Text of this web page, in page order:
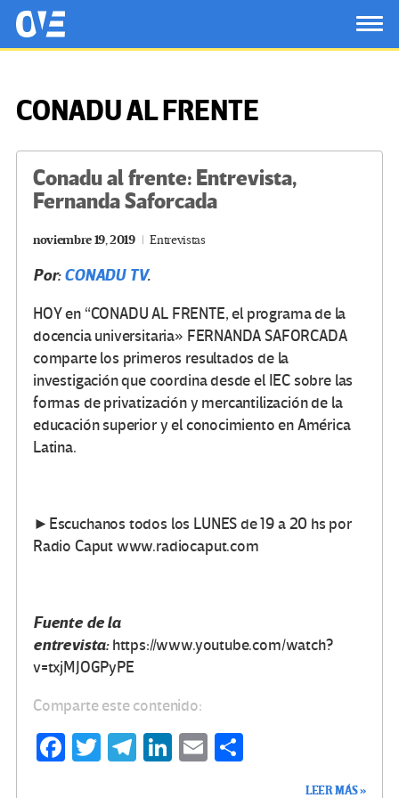
Saltar al contenido principal
OtrasVocesenEducacion.org
CONADU AL FRENTE
Conadu al frente: Entrevista,
Fernanda Saforcada
noviembre 19, 2019 Entrevistas
Por:CONADU TV.
HOY en “CONADU AL FRENTE, el programa de la
docencia universitaria» FERNANDA SAFORCADA
comparte los primeros resultados de la
investigación que coordina desde el IEC sobre las
formas de privatización y mercantilización de la
educación superior y el conocimiento en América
Latina.
►Escuchanos todos los LUNES de 19 a 20 hs por
Radio Caput www.radiocaput.com
Fuente de la
entrevista:https://www.youtube.com/watch?
v=txjMJOGPyPE
Comparte este contenido:
Fa T
Te Li
E
LEER MÁS »